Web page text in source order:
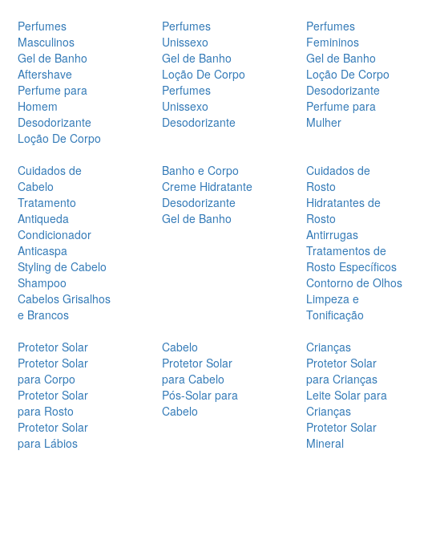
Perfumes
Masculinos
Gel de Banho
Aftershave
Perfume para
Homem
Desodorizante
Loção De Corpo
Perfumes
Unissexo
Gel de Banho
Loção De Corpo
Perfumes
Unissexo
Desodorizante
Perfumes
Femininos
Gel de Banho
Loção De Corpo
Desodorizante
Perfume para
Mulher
Cuidados de
Cabelo
Tratamento
Antiqueda
Condicionador
Anticaspa
Styling de Cabelo
Shampoo
Cabelos Grisalhos
e Brancos
Banho e Corpo
Creme Hidratante
Desodorizante
Gel de Banho
Cuidados de
Rosto
Hidratantes de
Rosto
Antirrugas
Tratamentos de
Rosto Específicos
Contorno de Olhos
Limpeza e
Tonificação
Protetor Solar
Protetor Solar
para Corpo
Protetor Solar
para Rosto
Protetor Solar
para Lábios
Cabelo
Protetor Solar
para Cabelo
Pós-Solar para
Cabelo
Crianças
Protetor Solar
para Crianças
Leite Solar para
Crianças
Protetor Solar
Mineral